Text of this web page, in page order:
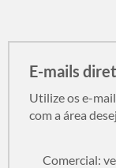
E-mails
Utilize os e-
com a área
Comercial: